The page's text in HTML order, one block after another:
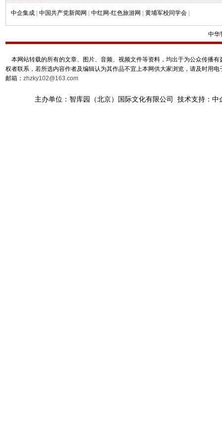
中企集成 | 中国共产党新闻网 | 中红网-红色旅游网 | 黄埔军校同学会 |
中华
本网站转载的所有的文章、图片、音频、视频文件等资料，均出于为公众传播
权者联系，若所选内容作者及编辑认为其作品不宜上本网供大家浏览，请及时用
邮箱： zhzky102@163.com
主办单位：智库园（北京）国际文化有限公司 技术支持：